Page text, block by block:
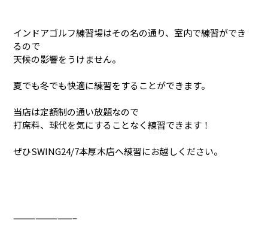
インドアゴルフ練習場はその名の通り、室内で練習ができ
るので
天候の影響をうけません。
夏でも冬でも快適に練習をすることができます。
当店は定額制の通い放題なので
打席料、球代を気にすることなく練習できます！
ぜひSWING24/7本厚木店へ練習にお越しください。
————————–